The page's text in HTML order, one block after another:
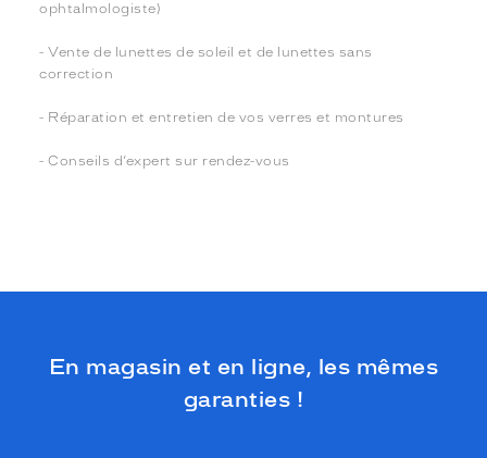
ophtalmologiste)
- Vente de lunettes de soleil et de lunettes sans
correction
- Réparation et entretien de vos verres et montures
- Conseils d’expert sur rendez-vous
En magasin et en ligne, les mêmes
garanties !